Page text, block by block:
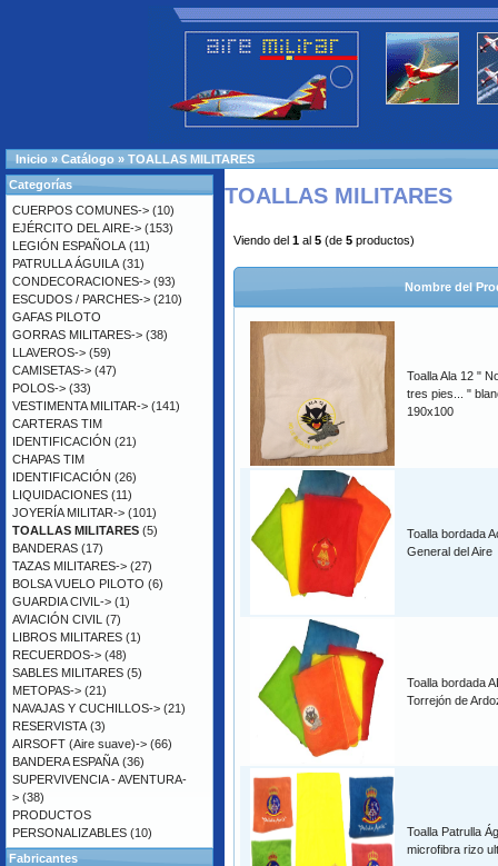
Inicio » Catálogo » TOALLAS MILITARES
TOALLAS MILITARES
Viendo del 1 al 5 (de 5 productos)
Nombre del
Toalla Ala 12 "
tres pies... "
190x100
Toalla bordada
General del Aire
Toalla bordada
Torrejón de
Toalla Patrulla
microfibra rizo
Categorías
CUERPOS COMUNES-> (10)
EJÉRCITO DEL AIRE-> (153)
LEGIÓN ESPAÑOLA (11)
PATRULLA ÁGUILA (31)
CONDECORACIONES-> (93)
ESCUDOS / PARCHES-> (210)
GAFAS PILOTO
GORRAS MILITARES-> (38)
LLAVEROS-> (59)
CAMISETAS-> (47)
POLOS-> (33)
VESTIMENTA MILITAR-> (141)
CARTERAS TIM
IDENTIFICACIÓN (21)
CHAPAS TIM
IDENTIFICACIÓN (26)
LIQUIDACIONES (11)
JOYERÍA MILITAR-> (101)
TOALLAS MILITARES (5)
BANDERAS (17)
TAZAS MILITARES-> (27)
BOLSA VUELO PILOTO (6)
GUARDIA CIVIL-> (1)
AVIACIÓN CIVIL (7)
LIBROS MILITARES (1)
RECUERDOS-> (48)
SABLES MILITARES (5)
METOPAS-> (21)
NAVAJAS Y CUCHILLOS-> (21)
RESERVISTA (3)
AIRSOFT (Aire suave)-> (66)
BANDERA ESPAÑA (36)
SUPERVIVENCIA - AVENTURA-
> (38)
PRODUCTOS
PERSONALIZABLES (10)
Fabricantes